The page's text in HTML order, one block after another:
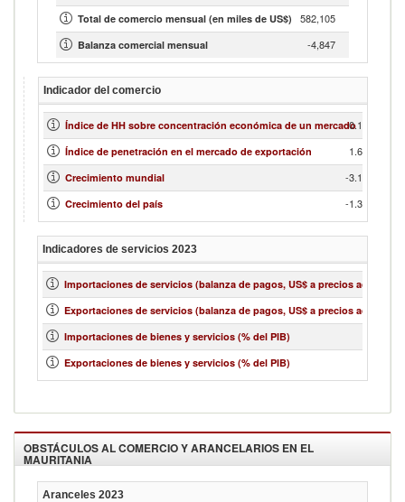
Total de comercio mensual (en miles de US$) 582,105
Balanza comercial mensual -4,847
Indicador del comercio
Índice de HH sobre concentración económica de un mercado0.13
Índice de penetración en el mercado de exportación 1.67
Crecimiento mundial -3.13
Crecimiento del país -1.34
Indicadores de servicios 2023
Importaciones de servicios (balanza de pagos, US$ a precios actuales)
Exportaciones de servicios (balanza de pagos, US$ a precios actuales)
Importaciones de bienes y servicios (% del PIB)
Exportaciones de bienes y servicios (% del PIB)
OBSTÁCULOS AL COMERCIO Y ARANCELARIOS EN EL
MAURITANIA
Aranceles 2023